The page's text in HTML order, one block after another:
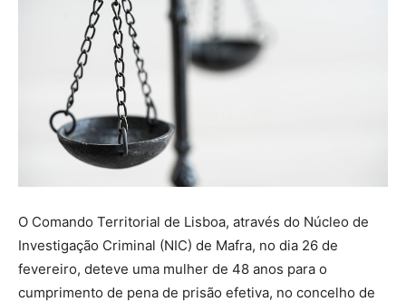
O Comando Territorial de Lisboa, através do Núcleo de
Investigação Criminal (NIC) de Mafra, no dia 26 de
fevereiro, deteve uma mulher de 48 anos para o
cumprimento de pena de prisão efetiva, no concelho de